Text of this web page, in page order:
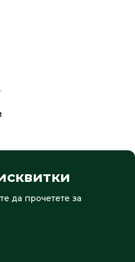
да прочетете за